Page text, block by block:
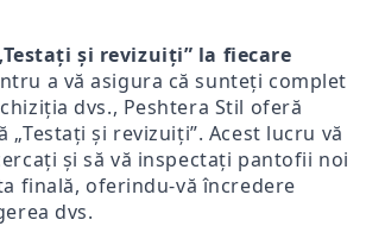
și revizuiți” la fiecare
a vă asigura că sunteți complet
dvs., Peshtera Stil oferă
„Testați și revizuiți”. Acest lucru vă
și să vă inspectați pantofii noi
finală, oferindu-vă încredere
dvs.